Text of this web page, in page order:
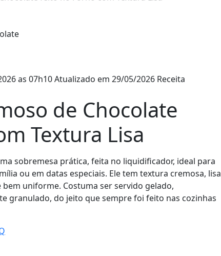
as 07h10Atualizado em 29/05/2026 Receita
de Chocolate
Textura Lisa
sobremesa prática, feita no liquidificador, ideal para
ou em datas especiais. Ele tem textura cremosa, lisa
uniforme. Costuma ser servido gelado,
granulado, do jeito que sempre foi feito nas cozinhas